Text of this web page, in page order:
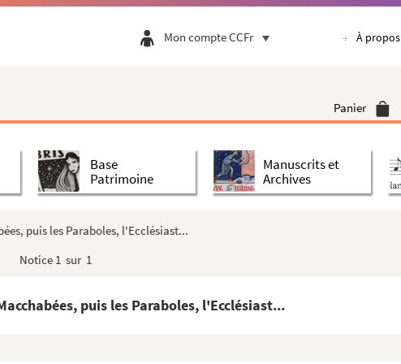
Mon compte CCFr À propos
Panier
Base
Patrimoine
Manuscrits et
Archives
puis les Paraboles, l'Ecclésiast...
Notice 1 sur 1
puis les Paraboles, l'Ecclésiast...